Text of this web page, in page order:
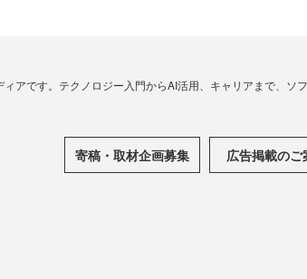
寄稿・取材企画募集 広告掲載のご